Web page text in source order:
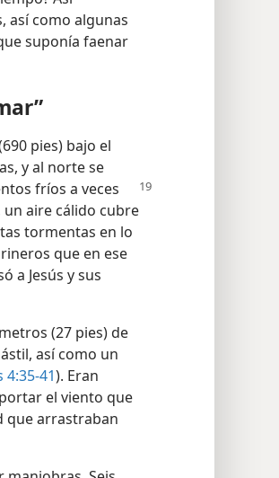
Así
así como algunas
suponía faenar
pies) bajo el
y al norte se
fríos a veces
aire cálido cubre
tormentas en lo
que en ese
Jesús y sus
(27 pies) de
así como un
4:35-41). Eran
el viento que
arrastraban